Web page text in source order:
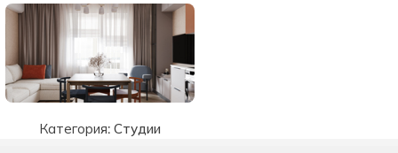
Категория:Студии